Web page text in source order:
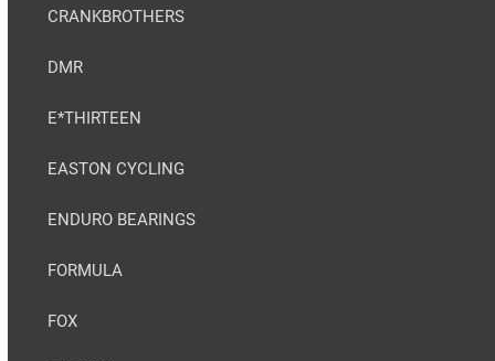
CRANKBROTHERS
DMR
E*THIRTEEN
EASTON CYCLING
ENDURO BEARINGS
FORMULA
FOX